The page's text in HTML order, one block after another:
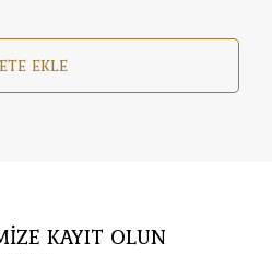
EKLE
KAYIT OLUN